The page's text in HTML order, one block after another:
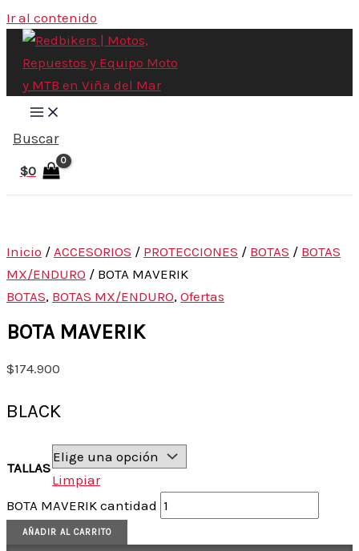
Ir al contenido
Buscar
$0
Inicio / ACCESORIOS / PROTECCIONES / BOTAS / BOTAS
MX/ENDURO / BOTA MAVERIK
BOTAS, BOTAS MX/ENDURO, Ofertas
BOTA MAVERIK
$174.900
BLACK
TALLAS
Limpiar
BOTA MAVERIK cantidad
AÑADIR AL CARRITO